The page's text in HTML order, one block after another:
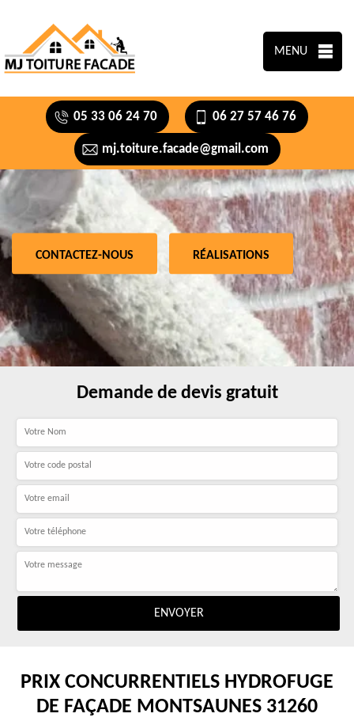
MENU
05 33 06 24 70 06 27 57 46 76
mj.toiture.facade@gmail.com
CONTACTEZ-NOUS RÉALISATIONS
Demande de devis gratuit
PRIX CONCURRENTIELS HYDROFUGE
DE FAÇADE MONTSAUNES 31260